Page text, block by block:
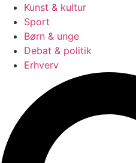
Kunst & kultur
Sport
Børn & unge
Debat & politik
Erhverv